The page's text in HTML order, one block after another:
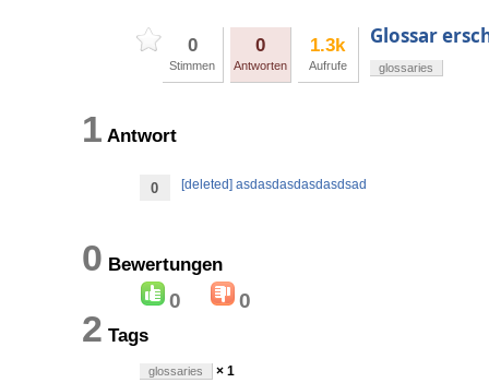
0
Stimmen
0
Antworten
1.3k
Aufrufe
Glossar
glossaries
1 Antwort
0 [deleted] asdasdasdasdasdsad
0 Bewertungen
0 0
2 Tags
glossaries × 1